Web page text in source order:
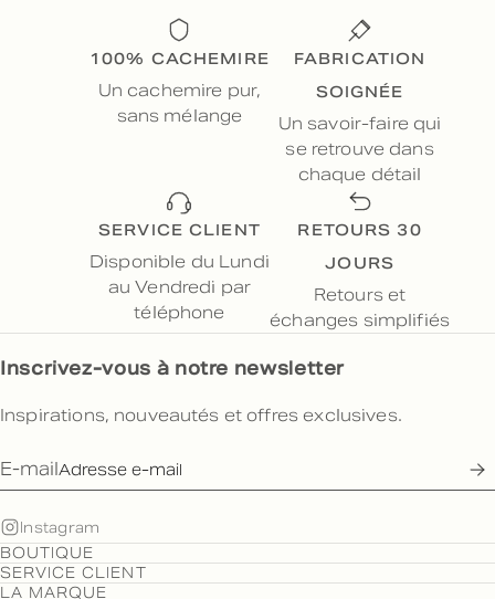
100% CACHEMIRE
Un cachemire pur,
sans mélange
FABRICATION
SOIGNÉE
Un savoir-faire qui
se retrouve dans
chaque détail
SERVICE CLIENT
Disponible du Lundi
au Vendredi par
téléphone
RETOURS 30
JOURS
Retours et
échanges simplifiés
Inscrivez-vous à notre newsletter
Inspirations, nouveautés et offres exclusives.
E-mail
Instagram
BOUTIQUE
SERVICE CLIENT
LA MARQUE